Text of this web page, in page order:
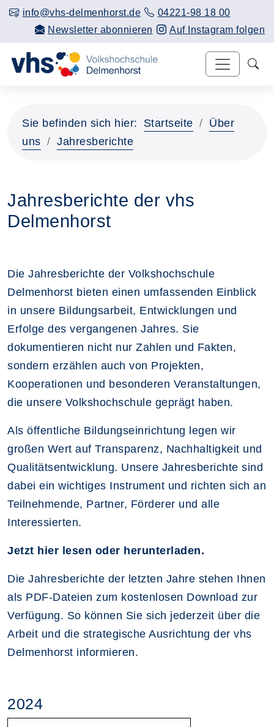
info@vhs-delmenhorst.de
04221-98 18 00
Newsletter abonnieren
Auf Instagram folgen
Sie befinden sich hier: Startseite
Über
uns
Jahresberichte
Jahresberichte der vhs
Delmenhorst
Die Jahresberichte der Volkshochschule
Delmenhorst bieten einen umfassenden Einblick
in unsere Bildungsarbeit, Entwicklungen und
Erfolge des vergangenen Jahres. Sie
dokumentieren nicht nur Zahlen und Fakten,
sondern erzählen auch von Projekten,
Kooperationen und besonderen Veranstaltungen,
die unsere Volkshochschule geprägt haben.
Als öffentliche Bildungseinrichtung legen wir
großen Wert auf Transparenz, Nachhaltigkeit und
Qualitätsentwicklung. Unsere Jahresberichte sind
dabei ein wichtiges Instrument und richten sich an
Teilnehmende, Partner, Förderer und alle
Interessierten.
Jetzt hier lesen oder herunterladen.
Die Jahresberichte der letzten Jahre stehen Ihnen
als PDF-Dateien zum kostenlosen Download zur
Verfügung. So können Sie sich jederzeit über die
Arbeit und die strategische Ausrichtung der vhs
Delmenhorst informieren.
2024